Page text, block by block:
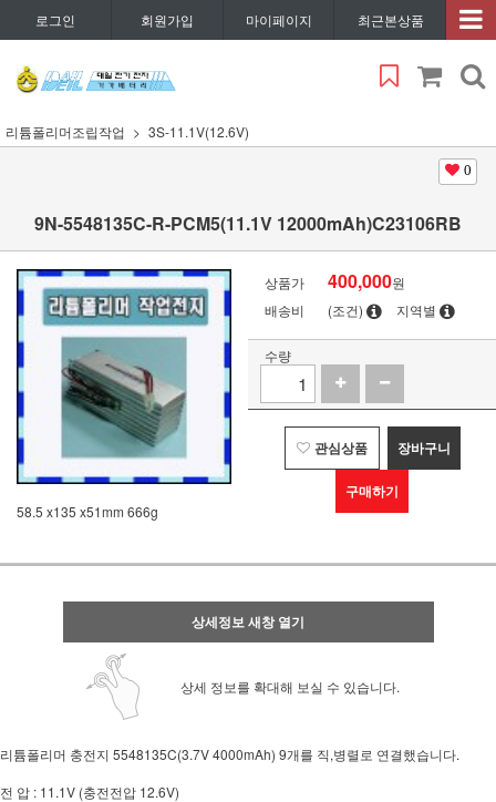
로그인 회원가입 마이페이지 최근본상품
리튬폴리머조립작업 3S-11.1V(12.6V)
0
9N-5548135C-R-PCM5(11.1V 12000mAh)C23106RB
58.5 x135 x51mm 666g
상품가 400,000원
배송비
(조건) 지역별
수량
관심상품 장바구니
구매하기
상세정보 새창 열기
상세 정보를 확대해 보실 수 있습니다.
리튬폴리머 충전지 5548135C(3.7V 4000mAh) 9개를 직,병렬로 연결했습니다.
전 압 : 11.1V (충전전압 12.6V)